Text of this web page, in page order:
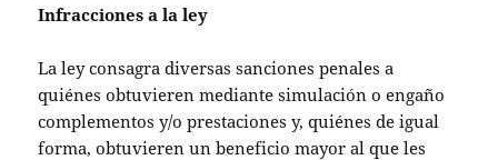
Infracciones a la ley
La ley consagra diversas sanciones penales a
quiénes obtuvieren mediante simulación o engaño
complementos y/o prestaciones y, quiénes de igual
forma, obtuvieren un beneficio mayor al que les